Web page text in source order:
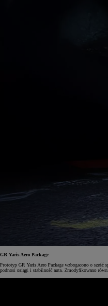
GR Yaris Aero Package
Prototyp GR Yaris Aero Package wzbogacono o
podnosi osiągi i stabilność auta. Zmodyfikowano